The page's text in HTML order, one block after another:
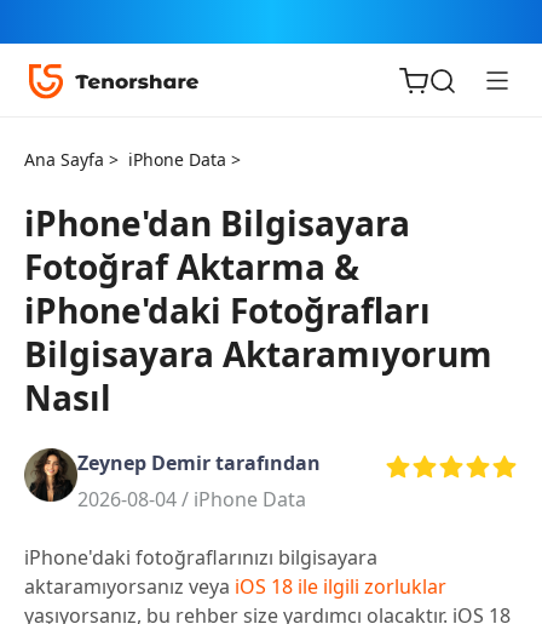
iOS için
ReiBoot
Tenorshare
PDNob
iAnyGo
Ana Sayfa > iPhone Data >
iPhone'dan Bilgisayara
Fotoğraf Aktarma &
iPhone'daki Fotoğrafları
Bilgisayara Aktaramıyorum
Nasıl
Zeynep Demir tarafından
2026-08-04 / iPhone Data
iPhone'daki fotoğraflarınızı bilgisayara
aktaramıyorsanız veya iOS 18 ile ilgili zorluklar
yaşıyorsanız, bu rehber size yardımcı olacaktır. iOS 18